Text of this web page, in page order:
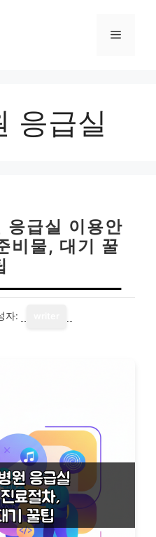
메
응급실
응급실 이용안
비물, 대기 꿀
자: